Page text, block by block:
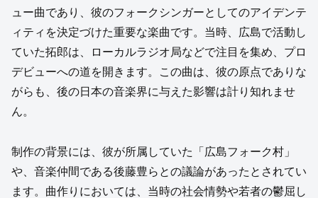
ュー曲であり、彼のフォークシンガーとしてのアイデンテ
ィティを決定づけた重要な楽曲です。当時、広島で活動し
ていた拓郎は、ローカルラジオ局などで注目を集め、プロ
デビューへの道を開きます。この曲は、彼の原点でありな
がらも、後の日本の音楽界に与えた影響は計り知れませ
ん。
制作の背景には、彼が所属していた「広島フォーク村」
や、音楽仲間である後藤豊らとの議論があったとされてい
ます。曲作りにおいては、当時の社会情勢や若者の鬱屈し